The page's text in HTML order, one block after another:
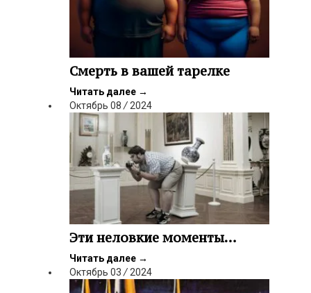
Смерть в вашей тарелке
Читать далее →
Октябрь 08 / 2024
Эти неловкие моменты…
Читать далее →
Октябрь 03 / 2024